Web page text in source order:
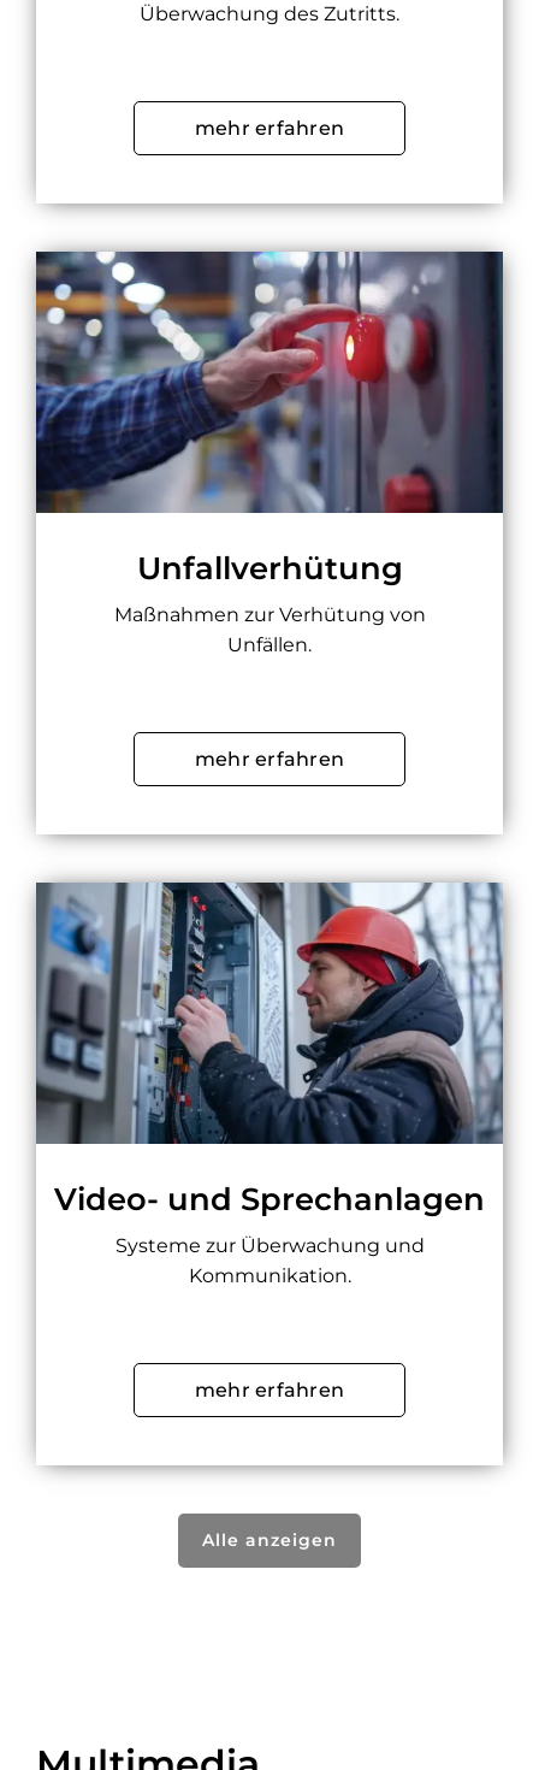
Überwachung des Zutritts.
mehr erfahren
Unfallverhütung
Maßnahmen zur Verhütung von
Unfällen.
mehr erfahren
Video- und Sprechanlagen
Systeme zur Überwachung und
Kommunikation.
mehr erfahren
Alle anzeigen